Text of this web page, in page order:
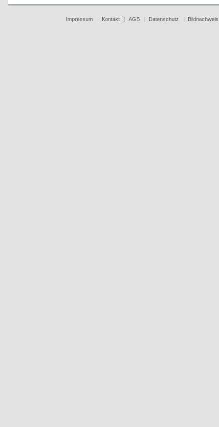
Impressum| Kontakt| AGB| Datenschutz Bildnachweis